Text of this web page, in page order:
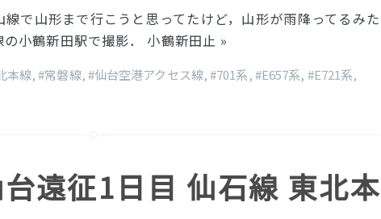
で山形まで行こうと思ってたけど，山形が雨降ってるみた
小鶴新田駅で撮影． 小鶴新田止 »
本線,#常磐線,#仙台空港アクセス線,#701系,#E657系, #E721系,
遠征1日目 仙石線 東北本